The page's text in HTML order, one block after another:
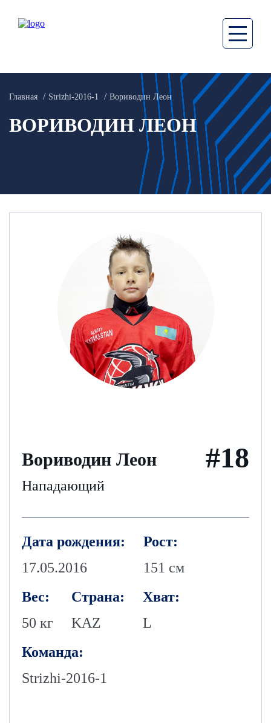
Главная Strizhi-2016-1 Вориводин Леон
ВОРИВОДИН ЛЕОН
Вориводин Леон
Нападающий
#18
Дата рождения:
17.05.2016
Рост:
151 см
Вес:
50 кг
Страна:
KAZ
Хват:
L
Команда:
Strizhi-2016-1